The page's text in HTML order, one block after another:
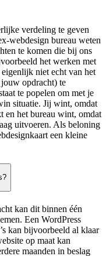
verdeling te geven
webdesign bureau weten
te komen die bij ons
het werken met
niet echt van het
opdracht) te
te popelen om met je
situatie. Jij wint, omdat
en het bureau wint, omdat
uitvoeren. Als beloning
een kleine
kan dit binnen één
Een WordPress
kan bijvoorbeeld al klaar
op maat kan
maanden in beslag